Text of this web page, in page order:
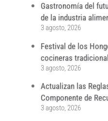
Gastronomía del
de la industria
3 agosto, 2026
Festival de los
cocineras
3 agosto, 2026
Actualizan las
Componente de
3 agosto, 2026